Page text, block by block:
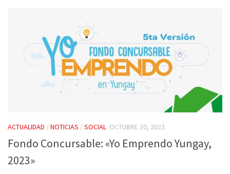
ACTUALIDAD /NOTICIAS /SOCIAL OCTUBRE 30, 2023
Fondo Concursable: «Yo Emprendo Yungay,
2023»